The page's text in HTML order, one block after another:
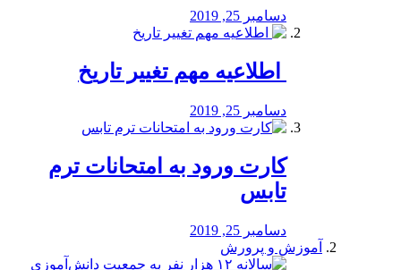
دسامبر 25, 2019
️ اطلاعیه مهم تغییر تاریخ
دسامبر 25, 2019
کارت ورود به امتحانات ترم
تابس
دسامبر 25, 2019
آموزش و پرورش